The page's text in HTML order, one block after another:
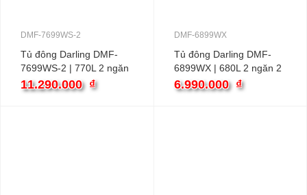
DMF-7699WS-2
Tủ đông Darling DMF-
7699WS-2 | 770L 2 ngăn
2 cánh
11.290.000 ₫
DMF-6899WX
Tủ đông Darling DMF-
6899WX | 680L 2 ngăn 2
cánh
6.990.000 ₫